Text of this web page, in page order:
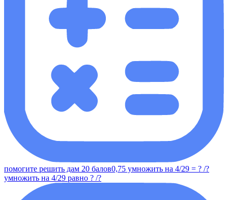
помогите решить дам 20 балов0,75 умножить на 4/29 = ? /?
умножить на 4/29 равно ? /?